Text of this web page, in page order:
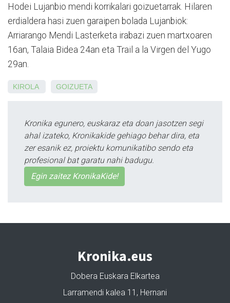
Hodei Lujanbio mendi korrikalari goizuetarrak. Hilaren
erdialdera hasi zuen garaipen bolada Lujanbiok:
Arriarango Mendi Lasterketa irabazi zuen martxoaren
16an, Talaia Bidea 24an eta Trail a la Virgen del Yugo
29an.
KIROLA GOIZUETA
Kronika egunero, euskaraz eta doan jasotzen segi
ahal izateko, Kronikakide gehiago behar dira, eta
zer esanik ez, proiektu komunikatibo sendo eta
profesional bat garatu nahi badugu.
Egin zaitez KronikaKide!
Kronika.eus
Dobera Euskara Elkartea
Larramendi kalea 11, Hernani